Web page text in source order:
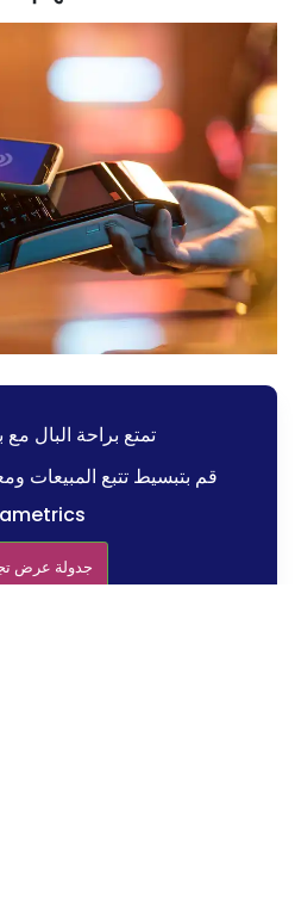
تمتع براحة البال مع
قم بتبسيط تتبع المبيعات
جدولة عرض